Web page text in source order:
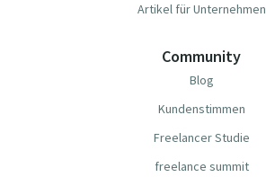
Artikel für Unternehmen
Community
Blog
Kundenstimmen
Freelancer Studie
freelance summit